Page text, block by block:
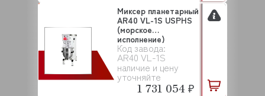
Код завода:
AR40 VL-1S
наличие и цену
уточняйте
Миксер планетарный
AR40 VL-1S USPHS
(морское
исполнение)
VARIMIX...
1 731 054 ₽